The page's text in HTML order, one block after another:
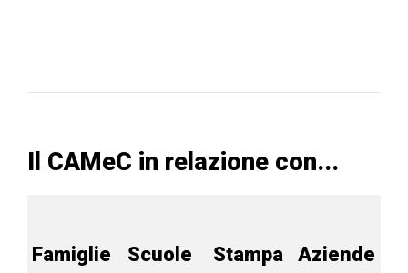
Il CAMeC in relazione con...
Famiglie Scuole Stampa Aziende